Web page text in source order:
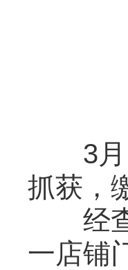
3月
抓获，
经查
一店铺